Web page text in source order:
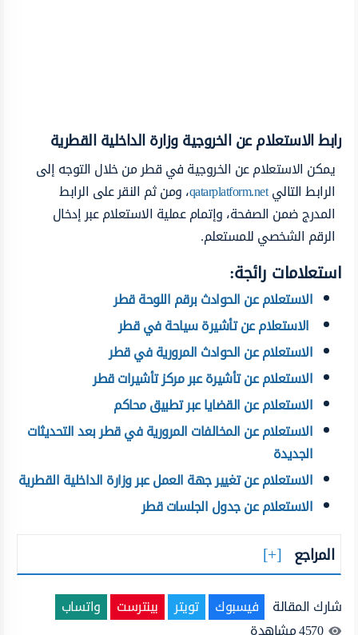
رابط الاستعلام عن الخروجية وزارة الداخلية القطرية
يمكن الاستعلام عن الخروجية في قطر من خلال التوجه إلى
الرابط التاليqatarplatform.net، ومن ثم النقر على الرابط
المدرج ضمن الصفحة، وإتمام عملية الاستعلام عبر إدخال
الرقم الشخصي للمستعلم.
استعلامات رائجة:
الاستعلام عن الحوادث برقم اللوحة قطر
الاستعلام عن تأشيرة سياحة في قطر
الاستعلام عن الحوادث المرورية في قطر
الاستعلام عن تأشيرة عبر مركز تأشيرات قطر
الاستعلام عن القضايا عبر تطبيق محاكم
الاستعلام عن المخالفات المرورية في قطر بعد التحديثات
الجديدة
الاستعلام عن تغيير جهة العمل عبر وزارة الداخلية القطرية
الاستعلام عن جدول الجلسات قطر
المراجع
شارك المقالة فيسبوك تويتر بينترست
واتساب